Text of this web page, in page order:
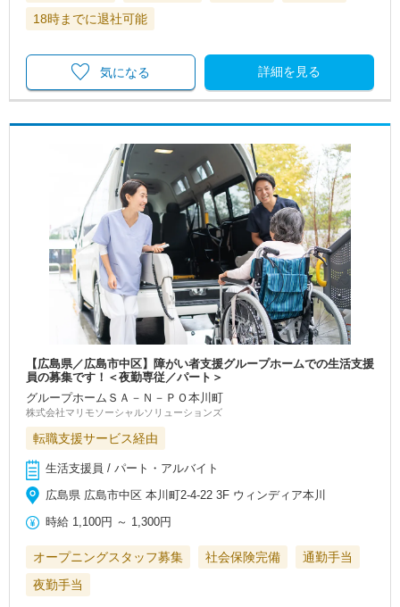
18時までに退社可能
詳細を見る
気になる
【広島県／広島市中区】障がい者支援グループホームでの生活支援
員の募集です！＜夜勤専従／パート＞
グループホームＳＡ－Ｎ－ＰＯ本川町
株式会社マリモソーシャルソリューションズ
転職支援サービス経由
生活支援員 / パート・アルバイト
広島県 広島市中区 本川町2‐4‐22 3F ウィンディア本川
時給 1,100円 ～ 1,300円
オープニングスタッフ募集 社会保険完備
通勤手当
夜勤手当